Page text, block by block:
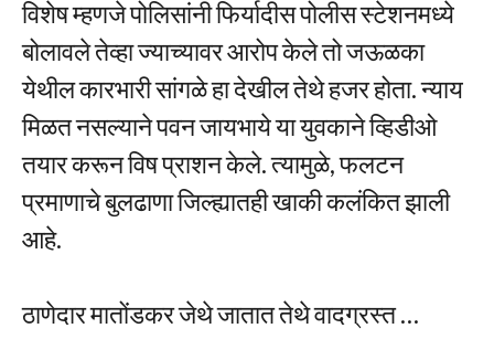
विशेष म्हणजे पोलिसांनी फिर्यादीस पोलीस स्टेशनमध्ये
बोलावले तेव्हा ज्याच्यावर आरोप केले तो जऊळका
येथील कारभारी सांगळे हा देखील तेथे हजर होता. न्याय
मिळत नसल्याने पवन जायभाये या युवकाने व्हिडीओ
तयार करून विष प्राशन केले. त्यामुळे, फलटन
प्रमाणाचे बुलढाणा जिल्ह्यातही खाकी कलंकित झाली
आहे.
ठाणेदार मातोंडकर जेथे जातात तेथे वादग्रस्त …